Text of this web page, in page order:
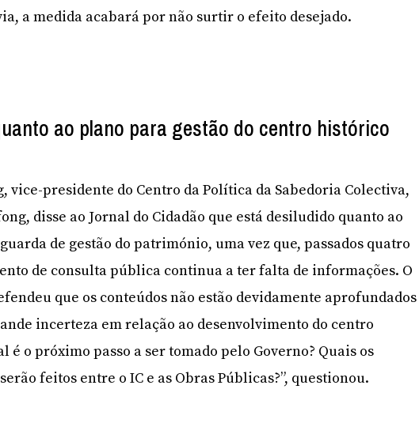
a medida acabará por não surtir o efeito desejado.
ao plano para gestão do centro histórico
vice-presidente do Centro da Política da Sabedoria Colectiva,
disse ao Jornal do Cidadão que está desiludido quanto ao
de gestão do património, uma vez que, passados quatro
de consulta pública continua a ter falta de informações. O
que os conteúdos não estão devidamente
incerteza em relação ao desenvolvimento do centro
é o próximo passo a ser tomado pelo Governo? Quais os
feitos entre o IC e as Obras Públicas?”, questionou.